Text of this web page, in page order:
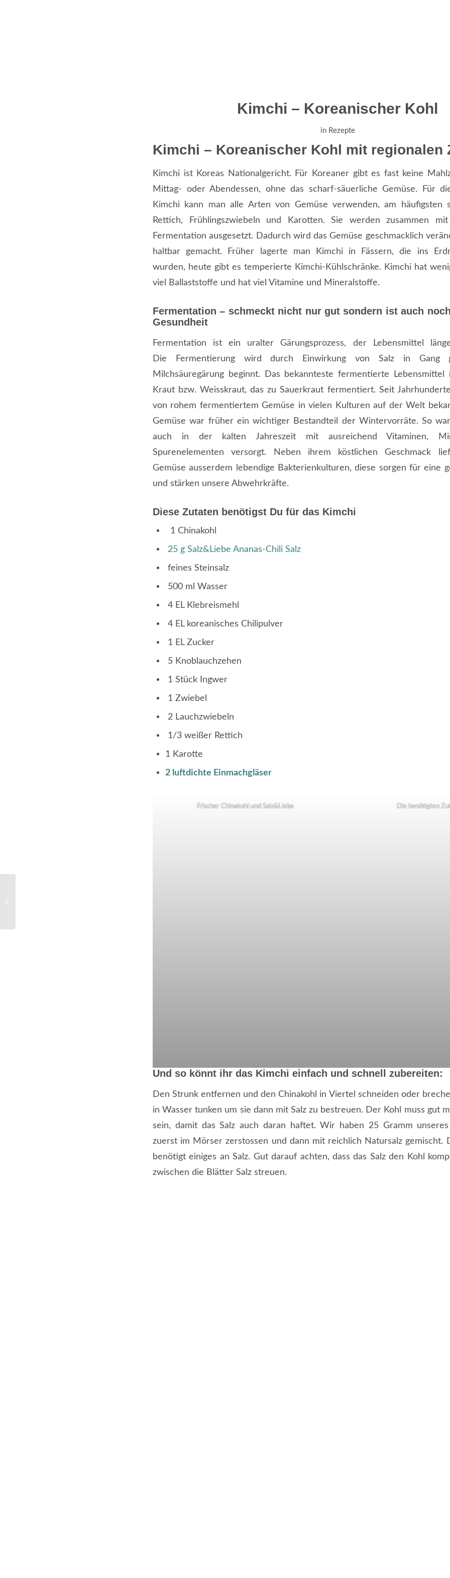
Kimchi – Koreanischer Kohl
in Rezepte
Kimchi – Koreanischer Kohl mit regionalen
Kimchi ist Koreas Nationalgericht. Für Koreaner gibt es fast keine
Mittag- oder Abendessen, ohne das scharf-säuerliche Gemüse. Für
Kimchi kann man alle Arten von Gemüse verwenden, am häufigsten
Rettich, Frühlingszwiebeln und Karotten. Sie werden zusammen
Fermentation ausgesetzt. Dadurch wird das Gemüse geschmacklich
haltbar gemacht. Früher lagerte man Kimchi in Fässern, die ins
wurden, heute gibt es temperierte Kimchi-Kühlschränke. Kimchi hat
viel Ballaststoffe und hat viel Vitamine und Mineralstoffe.
Fermentation – schmeckt nicht nur gut sondern ist auch
Gesundheit
Fermentation ist ein uralter Gärungsprozess, der Lebensmittel
Die Fermentierung wird durch Einwirkung von Salz in Gang
Milchsäuregärung beginnt. Das bekannteste fermentierte Lebensmittel
Kraut bzw. Weisskraut, das zu Sauerkraut fermentiert. Seit
von rohem fermentiertem Gemüse in vielen Kulturen auf der Welt
Gemüse war früher ein wichtiger Bestandteil der Wintervorräte. So
auch in der kalten Jahreszeit mit ausreichend Vitaminen,
Spurenelementen versorgt. Neben ihrem köstlichen Geschmack
Gemüse ausserdem lebendige Bakterienkulturen, diese sorgen für eine
und stärken unsere Abwehrkräfte.
Diese Zutaten benötigst Du für das Kimchi
1 Chinakohl
25 g Salz&Liebe Ananas-Chili Salz
feines Steinsalz
500 ml Wasser
4 EL Klebreismehl
4 EL koreanisches Chilipulver
1 EL Zucker
5 Knoblauchzehen
1 Stück Ingwer
1 Zwiebel
2 Lauchzwiebeln
1/3 weißer Rettich
1 Karotte
2 luftdichte Einmachgläser
Frischer Chinakohl und Salz&Liebe Die benötigten
Und so könnt ihr das Kimchi einfach und schnell zubereiten:
Den Strunk entfernen und den Chinakohl in Viertel schneiden oder
in Wasser tunken um sie dann mit Salz zu bestreuen. Der Kohl muss gut
sein, damit das Salz auch daran haftet. Wir haben 25 Gramm
zuerst im Mörser zerstossen und dann mit reichlich Natursalz gemischt.
benötigt einiges an Salz. Gut darauf achten, dass das Salz den Kohl
zwischen die Blätter Salz streuen.